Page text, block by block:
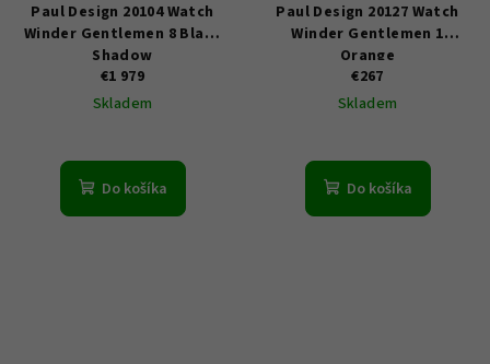
Paul Design 20104 Watch
Winder Gentlemen 8 Black
Shadow
€1 979
Skladem
Do košíka
Paul Design 20127 Watch
Winder Gentlemen 1
Orange
€267
Skladem
Do košíka